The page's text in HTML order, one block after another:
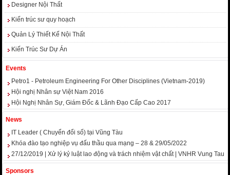
Designer Nội Thất
Kiến trúc sư quy hoạch
Quản Lý Thiết Kế Nội Thất
Kiến Trúc Sư Dự Án
Events
Petro1 - Petroleum Engineering For Other Disciplines (Vietnam-2019)
Hội nghị Nhân sự Việt Nam 2016
Hội Nghị Nhân Sự, Giám Đốc & Lãnh Đạo Cấp Cao 2017
News
IT Leader ( Chuyển đổi số) tại Vũng Tàu
Khóa đào tạo nghiệp vụ đấu thầu qua mạng – 28 & 29/05/2022
27/12/2019 | Xử lý kỷ luật lao động và trách nhiệm vật chất | VNHR Vung Tau
Sponsors